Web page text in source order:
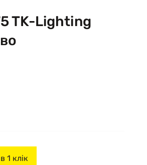
TK-Lighting
1 клік